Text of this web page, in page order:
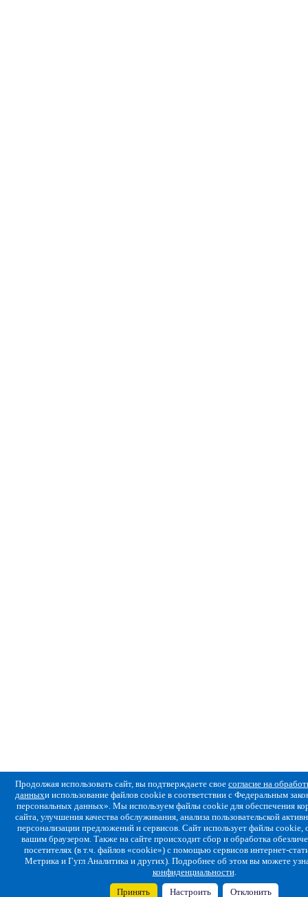
Продолжая использовать сайт, вы подтверждаете свое согласие на
данныхи использование файлов cookie в соответствии с Федеральным
персональных данных». Мы используем файлы cookie для обеспечения
сайта, улучшения качества обслуживания, анализа пользовательской
персонализации предложений и сервисов. Сайт использует файлы cookie,
вашим браузером. Также на сайте происходит сбор и обработка
посетителях (в т.ч. файлов «cookie») с помощью сервисов интернет-
Метрика и Гугл Аналитика и других). Подробнее об этом вы можете
конфиденциальности.
Принять Настроить Отклонить